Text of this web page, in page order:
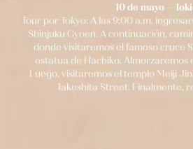
10 de mayo –
Tour por Tokyo: A las 9:00 a.m.
Shinjuku Gyoen. A continuación,
donde visitaremos el famoso cruce
estatua de Hachiko. Almorzaremos
Luego, visitaremos el templo Meiji
Takeshita Street. Finalmente,